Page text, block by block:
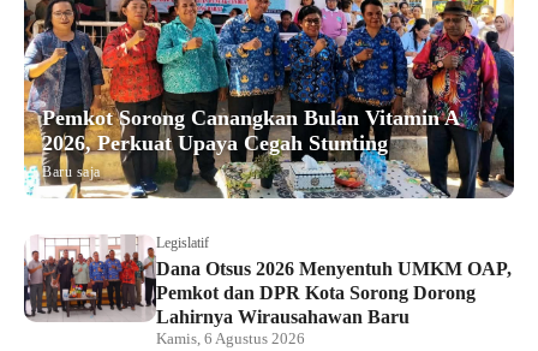
Pemkot Sorong Canangkan Bulan Vitamin A
2026, Perkuat Upaya Cegah Stunting
Baru saja
Legislatif
Dana Otsus 2026 Menyentuh UMKM OAP,
Pemkot dan DPR Kota Sorong Dorong
Lahirnya Wirausahawan Baru
Kamis, 6 Agustus 2026